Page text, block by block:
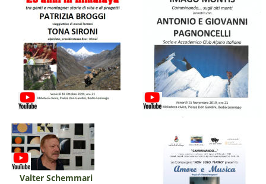
Valter Schemmari